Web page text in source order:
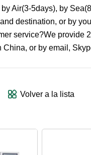
Air(3-5days), by
destination, or by
service?We provide
China, or by email,
Volver a la lista